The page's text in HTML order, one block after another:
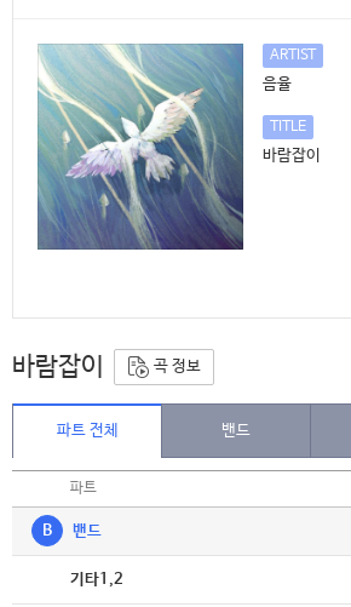
ARTIST
음율
TITLE
바람잡이
바람잡이 곡 정보
파트 전체 밴드
파트
B 밴드
기타1,2